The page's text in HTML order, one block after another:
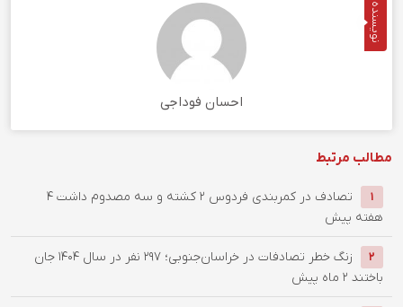
نویسنده
احسان فوداجی
مطالب مرتبط
1 تصادف در کمربندی فردوس ۲ کشته و سه مصدوم داشت
4
هفته پیش
2
زنگ خطر تصادفات در خراسان‌جنوبی؛ 297 نفر در سال 1404 جان
باختند 2 ماه پیش